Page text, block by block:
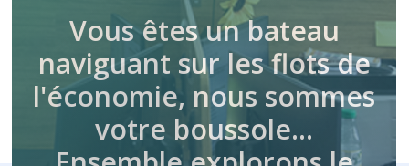
Vous êtes un bateau
naviguant sur les flots de
l'économie, nous sommes
votre boussole…